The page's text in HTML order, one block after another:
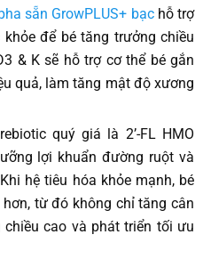
sẵn GrowPLUS+ bạchỗ trợ
để bé tăng trưởng chiều
& K sẽ hỗ trợ cơ thể bé gắn
quả, làm tăng mật độ xương
quý giá là 2’-FL HMO
lợi khuẩn đường ruột và
hệ tiêu hóa khỏe mạnh, bé
từ đó không chỉ tăng cân
cao và phát triển tối ưu